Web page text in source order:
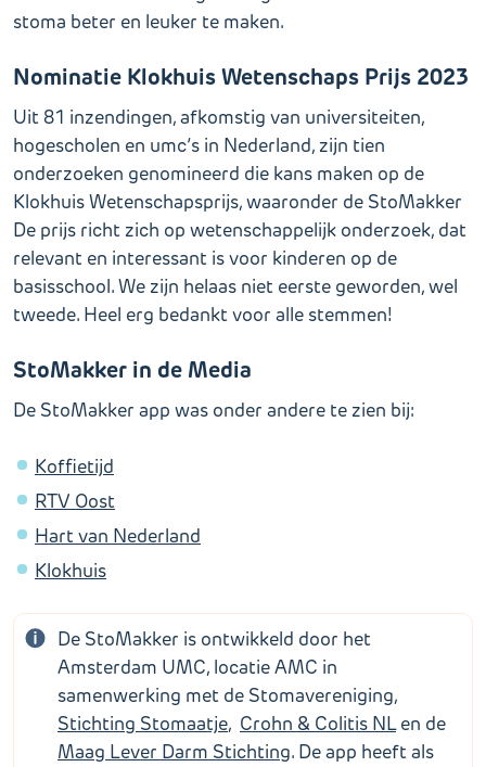
stoma beter en leuker te maken.
Nominatie Klokhuis Wetenschaps Prijs 2023
Uit 81 inzendingen, afkomstig van universiteiten,
hogescholen en umc’s in Nederland, zijn tien
onderzoeken genomineerd die kans maken op de
Klokhuis Wetenschapsprijs, waaronder de StoMakker
De prijs richt zich op wetenschappelijk onderzoek, dat
relevant en interessant is voor kinderen op de
basisschool. We zijn helaas niet eerste geworden, wel
tweede. Heel erg bedankt voor alle stemmen!
StoMakker in de Media
De StoMakker app was onder andere te zien bij:
Koffietijd
RTV Oost
Hart van Nederland
Klokhuis
De StoMakker is ontwikkeld door het
Amsterdam UMC, locatie AMC in
samenwerking met de Stomavereniging,
Stichting Stomaatje, Crohn & Colitis NLen de
Maag Lever Darm Stichting. De app heeft als